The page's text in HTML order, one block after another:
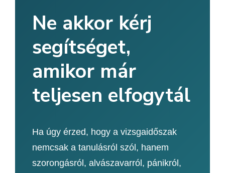
Ne akkor kérj
segítséget,
amikor már
teljesen elfogytál
Ha úgy érzed, hogy a vizsgaidőszak
nemcsak a tanulásról szól, hanem
szorongásról, alvászavarról, pánikról,